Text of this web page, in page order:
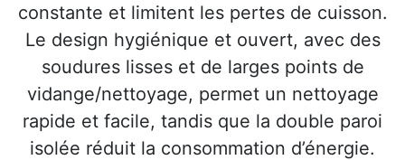
constante et limitent les pertes de cuisson.
Le design hygiénique et ouvert, avec des
soudures lisses et de larges points de
vidange/nettoyage, permet un nettoyage
rapide et facile, tandis que la double paroi
isolée réduit la consommation d’énergie.